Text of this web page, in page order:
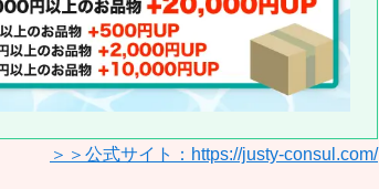
＞＞公式サイト：https://justy-consul.com/